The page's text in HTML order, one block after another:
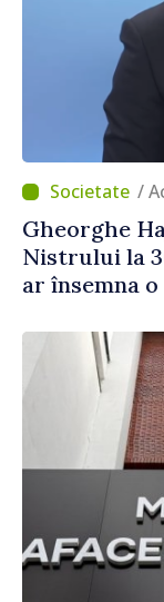
/
Gheorghe
Nistrului la
ar însemna